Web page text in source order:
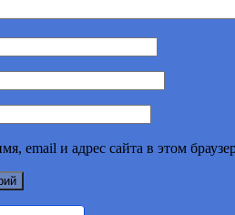
email и адрес сайта в этом